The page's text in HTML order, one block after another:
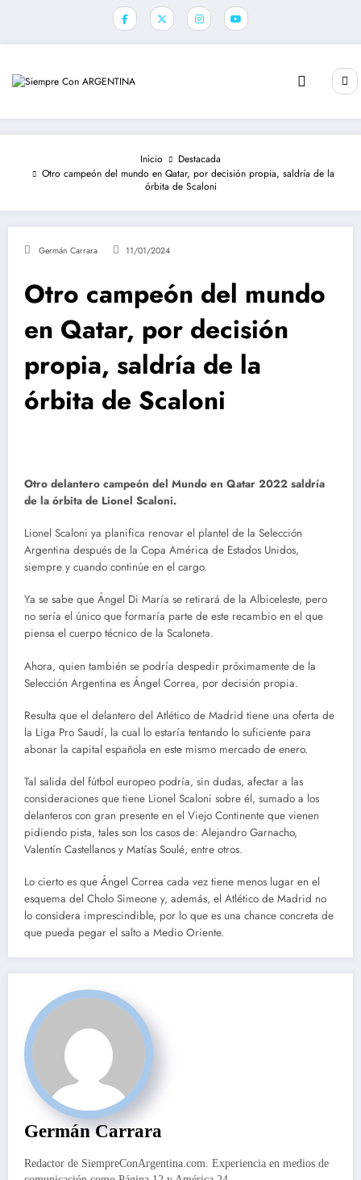
Inicio
Destacada
Otro campeón del mundo en Qatar, por decisión propia, saldría de la
órbita de Scaloni
Germán Carrara 11/01/2024
Otro campeón del mundo
en Qatar, por decisión
propia, saldría de la
órbita de Scaloni
Otro delantero campeón del Mundo en Qatar 2022 saldría
de la órbita de Lionel Scaloni.
Lionel Scaloni ya planifica renovar el plantel de la Selección
Argentina después de la Copa América de Estados Unidos,
siempre y cuando continúe en el cargo.
Ya se sabe que Ángel Di María se retirará de la Albiceleste, pero
no sería el único que formaría parte de este recambio en el que
piensa el cuerpo técnico de la Scaloneta.
Ahora, quien también se podría despedir próximamente de la
Selección Argentina es Ángel Correa, por decisión propia.
Resulta que el delantero del Atlético de Madrid tiene una oferta de
la Liga Pro Saudí, la cual lo estaría tentando lo suficiente para
abonar la capital española en este mismo mercado de enero.
Tal salida del fútbol europeo podría, sin dudas, afectar a las
consideraciones que tiene Lionel Scaloni sobre él, sumado a los
delanteros con gran presente en el Viejo Continente que vienen
pidiendo pista, tales son los casos de: Alejandro Garnacho,
Valentín Castellanos y Matías Soulé, entre otros.
Lo cierto es que Ángel Correa cada vez tiene menos lugar en el
esquema del Cholo Simeone y, además, el Atlético de Madrid no
lo considera imprescindible, por lo que es una chance concreta de
que pueda pegar el salto a Medio Oriente.
Germán Carrara
Redactor de SiempreConArgentina.com. Experiencia en medios de